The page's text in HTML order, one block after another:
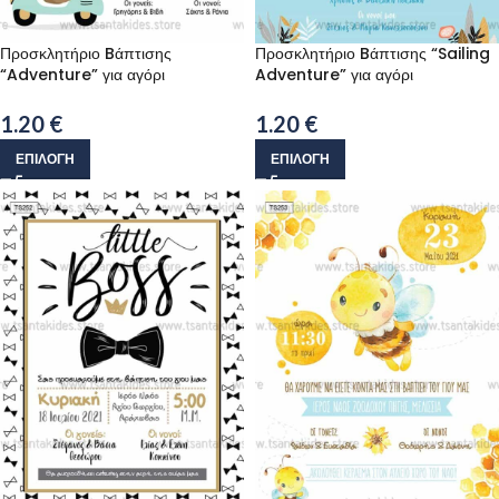
Προσκλητήριο Bάπτισης
“Adventure” για αγόρι
1.20 €
ΕΠΙΛΟΓΉ
Προσκλητήριο Bάπτισης “Sailing
Adventure” για αγόρι
1.20 €
ΕΠΙΛΟΓΉ